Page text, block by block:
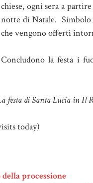
chiese, ogni sera a
notte di Natale. Simbolo
che vengono offerti
Concludono la festa i
festa di Santa Lucia in Il
today)
della processione